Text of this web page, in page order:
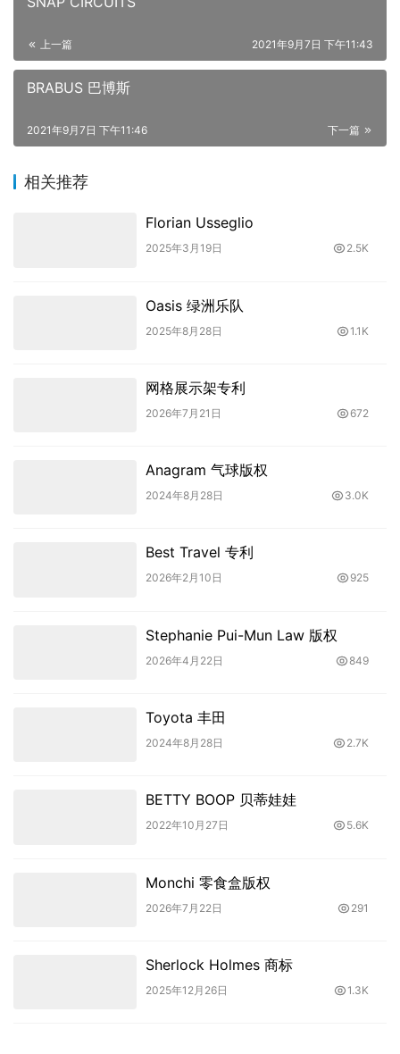
上一篇 2021年9月7日 下午11:43
BRABUS 巴博斯
下一篇
2021年9月7日 下午11:46
相关推荐
Florian Usseglio
2025年3月19日 2.5K
Oasis 绿洲乐队
2025年8月28日 1.1K
网格展示架专利
2026年7月21日 672
Anagram 气球版权
2024年8月28日 3.0K
Best Travel 专利
2026年2月10日 925
Stephanie Pui-Mun Law 版权
2026年4月22日 849
Toyota 丰田
2024年8月28日 2.7K
BETTY BOOP 贝蒂娃娃
2022年10月27日 5.6K
Monchi 零食盒版权
2026年7月22日 291
Sherlock Holmes 商标
2025年12月26日 1.3K